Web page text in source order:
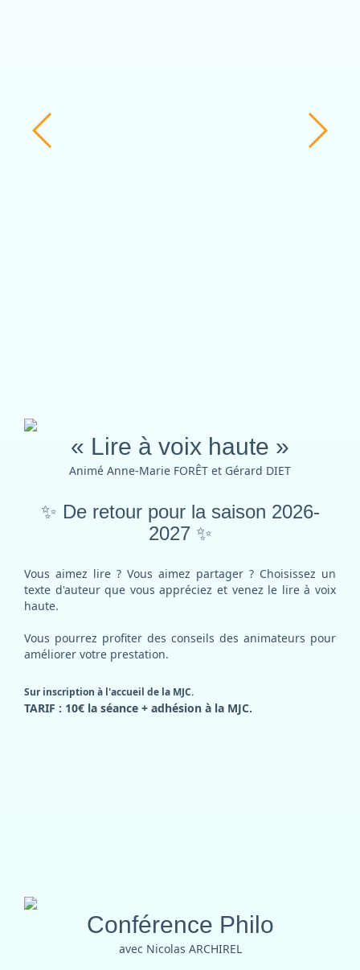
« Lire à voix haute »
Animé Anne-Marie FORÊT et Gérard DIET
✨ De retour pour la saison 2026-
2027 ✨
Vous aimez lire ? Vous aimez partager ? Choisissez un
texte d'auteur que vous appréciez et venez le lire à voix
haute.
Vous pourrez profiter des conseils des animateurs pour
améliorer votre prestation.
Sur inscription à l'accueil de la MJC.
TARIF : 10€ la séance + adhésion à la MJC.
Conférence Philo
avec Nicolas ARCHIREL